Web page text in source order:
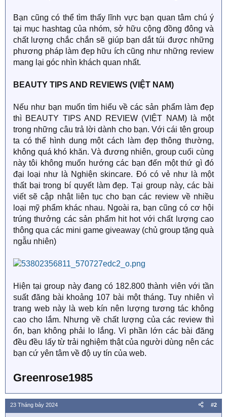
Bạn cũng có thể tìm thấy lĩnh vực bạn quan tâm chú ý
tại mục hashtag của nhóm, sở hữu cộng đồng đông và
chất lượng chắc chắn sẽ giúp bạn dắt túi được những
phương pháp làm đẹp hữu ích cũng như những review
mang lại góc nhìn khách quan nhất.
BEAUTY TIPS AND REVIEWS (VIỆT NAM)
Nếu như bạn muốn tìm hiểu về các sản phẩm làm đẹp
thì BEAUTY TIPS AND REVIEW (VIỆT NAM) là một
trong những câu trả lời dành cho bạn. Với cái tên group
ta có thể hình dung một cách làm đẹp thông thường,
không quá khó khăn. Và đương nhiên, group cuối cùng
này tôi không muốn hướng các bạn đến một thứ gì đó
đại loại như là Nghiện skincare. Đó có vẻ như là một
thất bại trong bí quyết làm đẹp. Tại group này, các bài
viết sẽ cập nhật liên tục cho bạn các review về nhiều
loại mỹ phẩm khác nhau. Ngoài ra, bạn cũng có cơ hội
trúng thưởng các sản phẩm hit hot với chất lượng cao
thông qua các mini game giveaway (chủ group tặng quà
ngẫu nhiên)
Hiện tại group này đang có 182.800 thành viên với tần
suất đăng bài khoảng 107 bài một tháng. Tuy nhiên vì
trang web này là web kín nên lượng tương tác không
cao cho lắm. Nhưng về chất lượng của các review thì
ổn, bạn không phải lo lắng. Vì phần lớn các bài đăng
đều đều lấy từ trải nghiệm thật của người dùng nên các
bạn cứ yên tâm về độ uy tín của web.
Greenrose1985
23 Tháng bảy 2024 #2